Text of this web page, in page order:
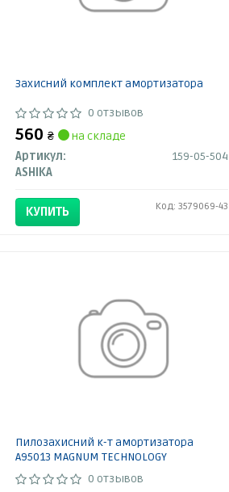
Захисний комплект амортизатора
0 отзывов
560₴
на складе
Артикул:
159-05-504
ASHIKA
КУПИТЬ Код: 3579069-43
Пилозахисний к-т амортизатора
A95013 MAGNUM TECHNOLOGY
0 отзывов